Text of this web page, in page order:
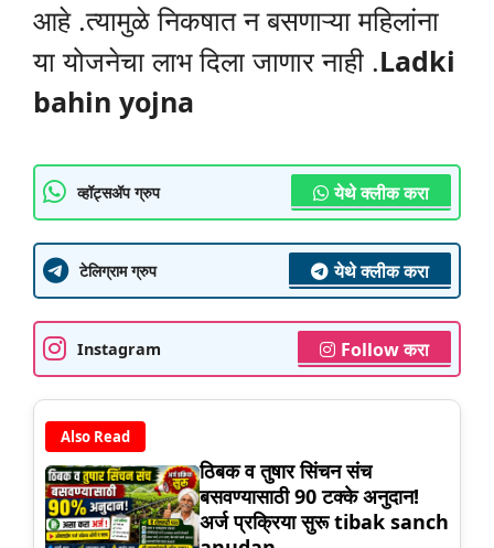
आहे .त्यामुळे निकषात न बसणाऱ्या महिलांना
या योजनेचा लाभ दिला जाणार नाही .Ladki
bahin yojna
व्हॉट्सॲप ग्रुप येथे क्लीक करा
टेलिग्राम ग्रुप येथे क्लीक करा
Instagram Follow करा
Also Read
ठिबक व तुषार सिंचन संच
बसवण्यासाठी 90 टक्के अनुदान!
अर्ज प्रक्रिया सुरू tibak sanch